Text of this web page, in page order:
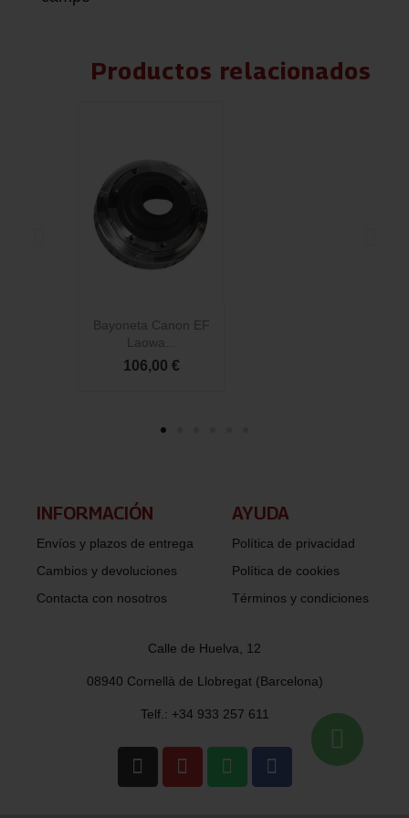
Productos relacionados
Bayoneta Canon EF
Laowa...
106,00 €
INFORMACIÓN​
Envíos y plazos de entrega
Cambios y devoluciones
Contacta con nosotros
AYUDA
Política de privacidad
Política de cookies
Términos y condiciones
Calle de Huelva, 12
08940 Cornellà de Llobregat (Barcelona)
Telf.: +34 933 257 611